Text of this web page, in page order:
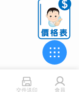
交件送印 會員